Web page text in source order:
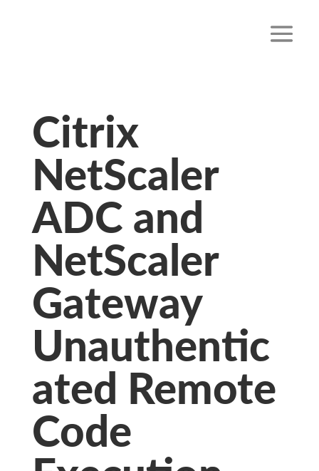
Citrix
NetScaler
ADC and
NetScaler
Gateway
Unauthentic
ated Remote
Code